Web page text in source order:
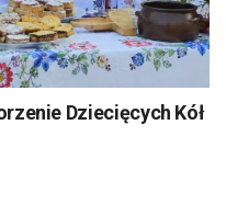
Dziecięcych Kół